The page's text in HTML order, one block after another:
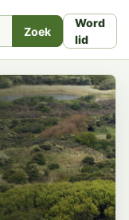
Zoek
Word
lid